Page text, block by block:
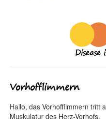
Vorhofflimmern
Hallo, das Vorhofflimmern tritt
Muskulatur des Herz-Vorhofs.